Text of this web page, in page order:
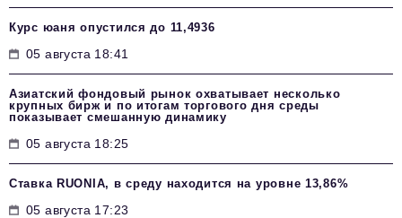
Курс юаня опустился до 11,4936
05 августа 18:41
Азиатский фондовый рынок охватывает несколько
крупных бирж и по итогам торгового дня среды
показывает смешанную динамику
05 августа 18:25
Ставка RUONIA, в среду находится на уровне 13,86%
05 августа 17:23